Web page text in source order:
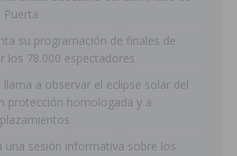
Puerta
su programación de finales de
los 78.000 espectadores
llama a observar el eclipse solar del
protección homologada y a
una sesión informativa sobre los